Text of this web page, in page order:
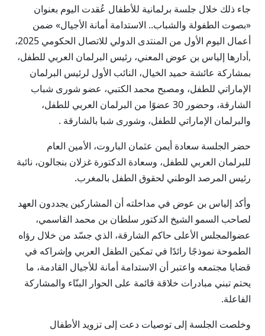
جاء ذلك خلال جلسة برلمانية للأطفال عُقدت اليوم بعنوان
«بصوت الطفولة والشباب.. الاستدامة أمانة الأجيال» ضمن
أعمال اليوم الأول من المنتدى الدولي للاتصال الحكومي 2025،
,أدارها إلياس بن عوض المعني، رئيس البرلمان العربي للطفل،
بمشاركة عائشة حميد الخيال، النائب الأول لرئيس البرلمان
الإماراتي للطفل، ومصبح محمد الكتبي، عضو شورى شباب
الشارقة، وحضور 30 عضوًا من البرلمان العربي للطفل،
والبرلمان الإماراتي للطفل، وشورى شبا بالشارقة .
حضر الجلسة سعادة أيمن عثمان الباروت، الأمين العام
للبرلمان العربي للطفل، وسعادة الدكتورة غزلان بنجالون، نائبة
رئيس المرصد الوطني لحقوق الطفل بالمغرب.
وأكد إلياس بن عوض في مداخلته أن المشاركين يجددون العهد
لصاحب السمو الشيخ الدكتور سلطان بن محمد القاسمي،
عضوالمجلس الأعلى حاكم الشارقة، الذي جسّد من خلال رؤاه
الطموحة نموذجًا رائدًا في تمكين الطفل العربي وإشراكه في
قضايا مجتمعه واعتبر أن الاستدامة أمانة للأجيال القادمة، ما
يحتم تبني مبادرات خلاقة قائمة على الحوار البنّاء والمشاركة
الفاعلة.
وخلصت الجلسة إلى توصيات دعت إلى تزويد الأطفال